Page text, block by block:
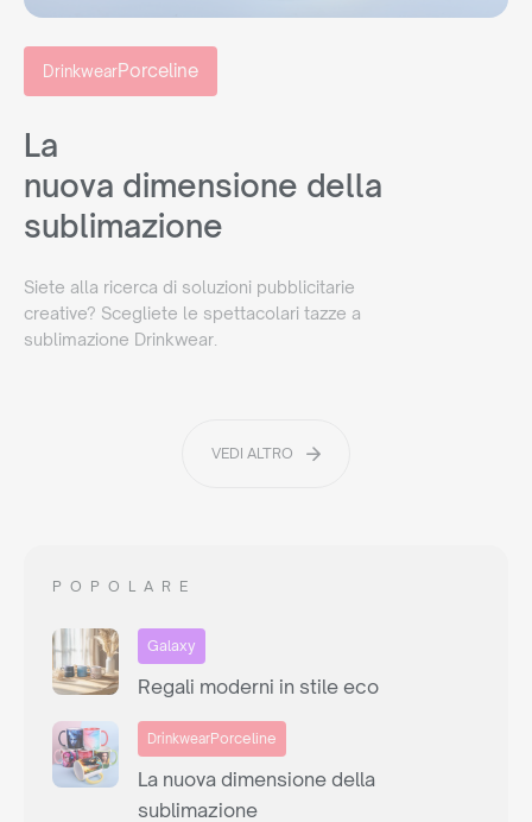
DrinkwearPorceline
La
nuova dimensione della
sublimazione
Siete alla ricerca di soluzioni pubblicitarie
creative? Scegliete le spettacolari tazze a
sublimazione Drinkwear.
VEDI ALTRO
POPOLARE
Galaxy
Regali moderni in stile eco
DrinkwearPorceline
La nuova dimensione della
sublimazione